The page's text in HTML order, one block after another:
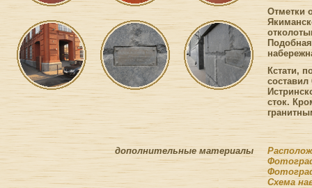
Отметки
Кстати,
сток.
дополнительные материалы
Схема